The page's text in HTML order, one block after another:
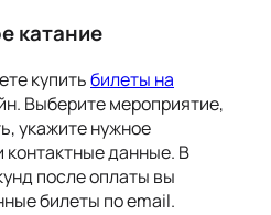
катание
купитьбилеты на
Выберите мероприятие,
укажите нужное
контактные данные. В
после оплаты вы
билеты по email.